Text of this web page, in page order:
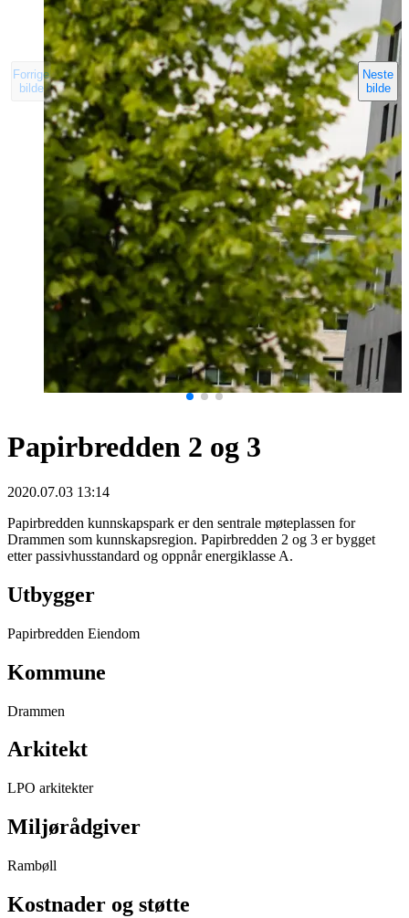
Forrige
bilde
Neste
bilde
Papirbredden 2 og 3
2020.07.03 13:14
Papirbredden kunnskapspark er den sentrale møteplassen for
Drammen som kunnskapsregion. Papirbredden 2 og 3 er bygget
etter passivhusstandard og oppnår energiklasse A.
Utbygger
Papirbredden Eiendom
Kommune
Drammen
Arkitekt
LPO arkitekter
Miljørådgiver
Rambøll
Kostnader og støtte